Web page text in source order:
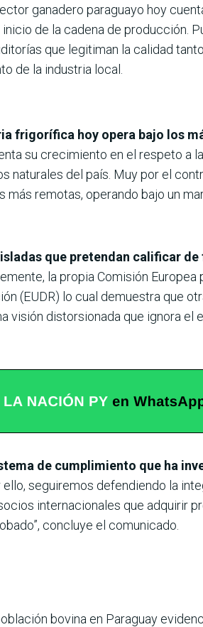
ganadero paraguayo hoy
de la cadena de producción.
que legitiman la calidad
de la industria local.
frigorífica hoy opera bajo los
su crecimiento en el respeto a
naturales del país. Muy por el
remotas, operando bajo un
que pretendan calificar
la propia Comisión
(EUDR) lo cual demuestra que
visión distorsionada que ignora
de cumplimiento que ha
seguiremos defendiendo la
internacionales que adquirir
concluye el comunicado.
bovina en Paraguay